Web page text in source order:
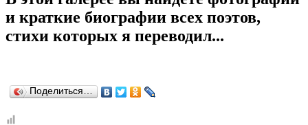
и краткие биографии всех поэтов,
стихи которых я переводил...
Поделиться…